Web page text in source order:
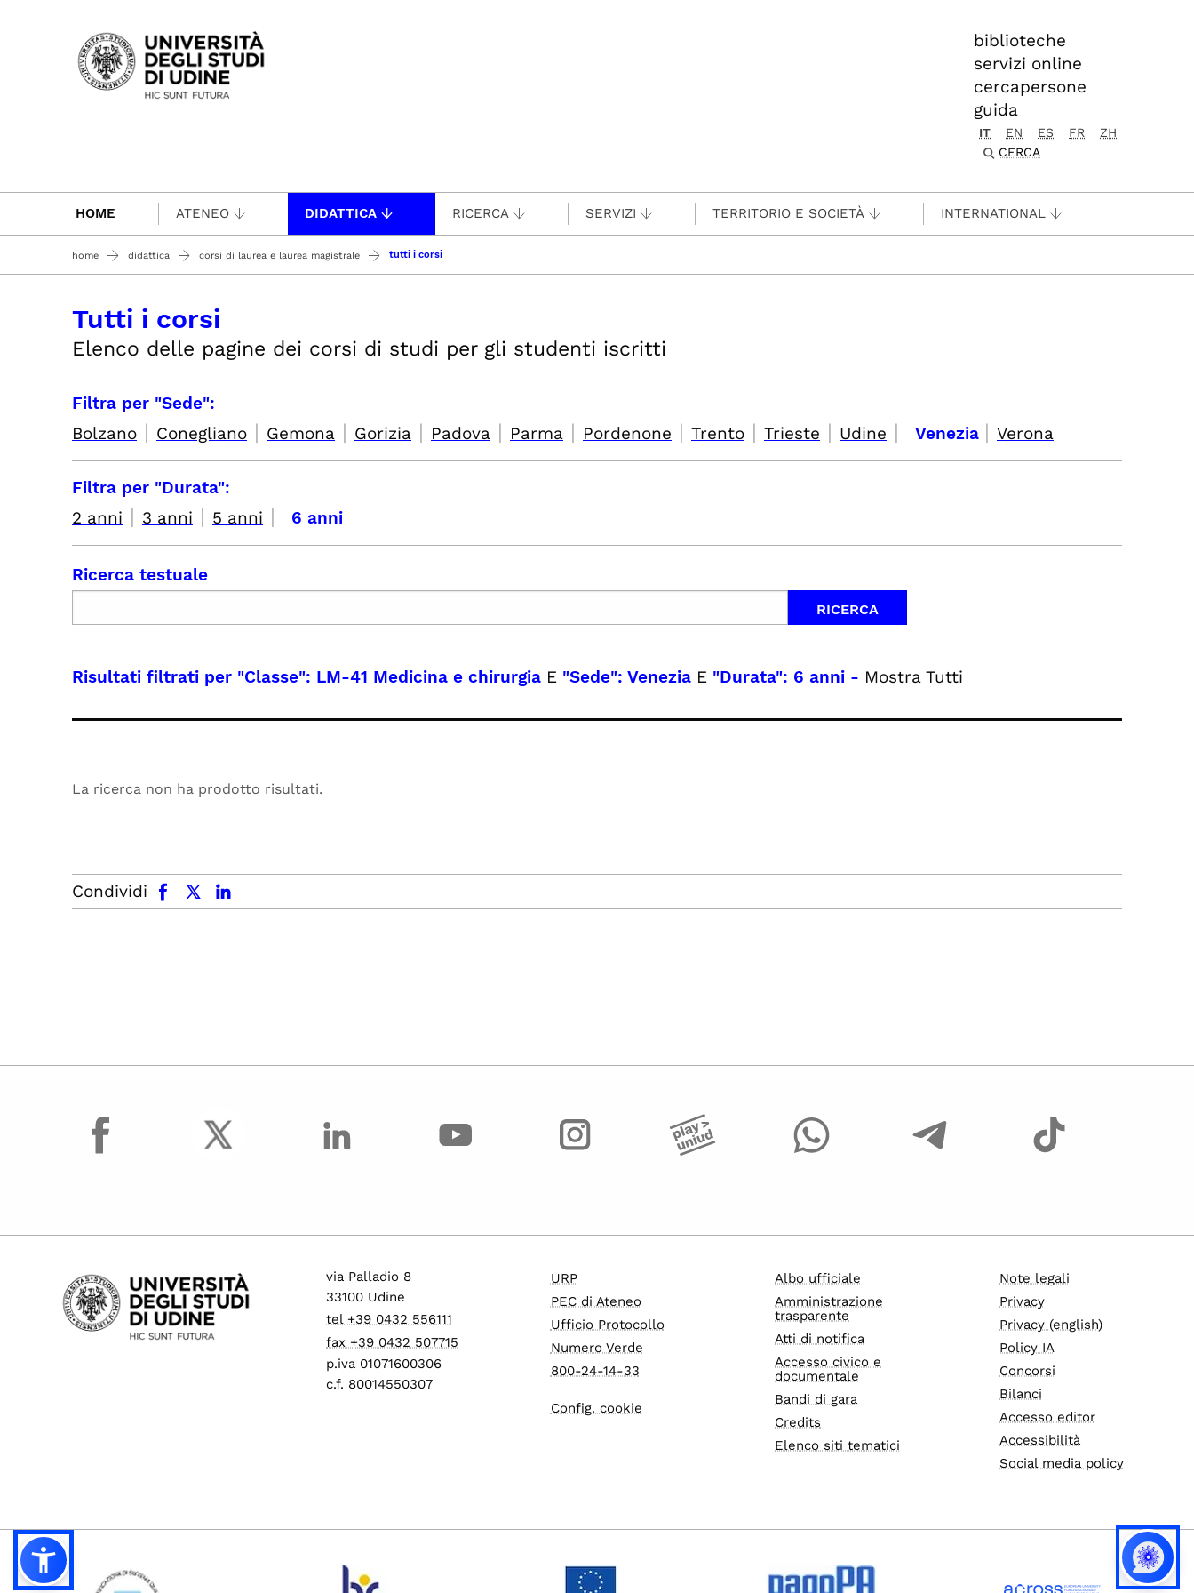
Passa al contenuto principale
biblioteche
servizi online
cercapersone
guida
IT EN ES FR
ZH
CERCA
HOME ATENEO DIDATTICA RICERCA SERVIZI TERRITORIO E SOCIETÀ INTERNATIONAL
home didattica corsi di laurea e laurea magistrale tutti i corsi
Tutti i corsi
Elenco delle pagine dei corsi di studi per gli studenti iscritti
Filtra per "Sede":
Bolzano | Conegliano | Gemona | Gorizia | Padova | Parma | Pordenone | Trento | Trieste | Udine | Venezia | Verona
Filtra per "Durata":
2 anni | 3 anni | 5 anni | 6 anni
Ricerca testuale
Risultati filtrati per "Classe": LM-41 Medicina e chirurgia E "Sede": Venezia E "Durata": 6 anni - Mostra Tutti
La ricerca non ha prodotto risultati.
Condividi
facebook x.com linkedin
facebook
via Palladio 8
33100 Udine
tel +39 0432 556111
fax +39 0432 507715
p.iva 01071600306
c.f. 80014550307
URP
PEC di Ateneo
Ufficio Protocollo
Numero Verde
800-24-14-33
Config. cookie
Albo ufficiale
Amministrazione
trasparente
Atti di notifica
Accesso civico e
documentale
Bandi di gara
Credits
Elenco siti tematici
Note legali
Privacy
Privacy (english)
Policy IA
Concorsi
Bilanci
Accesso editor
Accessibilità
Social media policy